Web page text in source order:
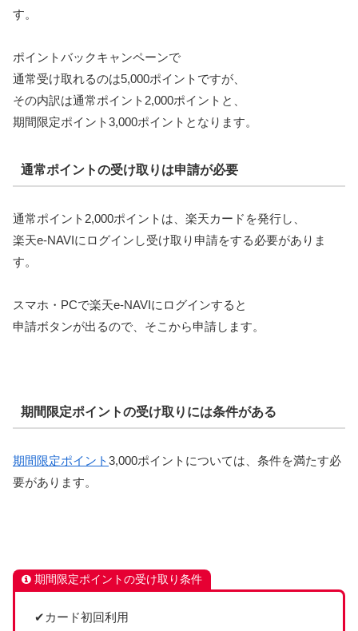
す。
ポイントバックキャンペーンで
通常受け取れるのは5,000ポイントですが、
その内訳は通常ポイント2,000ポイントと、
期間限定ポイント3,000ポイントとなります。
通常ポイントの受け取りは申請が必要
通常ポイント2,000ポイントは、楽天カードを発行し、
楽天e-NAVIにログインし受け取り申請をする必要がありま
す。
スマホ・PCで楽天e-NAVIにログインすると
申請ボタンが出るので、そこから申請します。
期間限定ポイントの受け取りには条件がある
期間限定ポイント3,000ポイントについては、条件を満たす必
要があります。
期間限定ポイントの受け取り条件
✔カード初回利用